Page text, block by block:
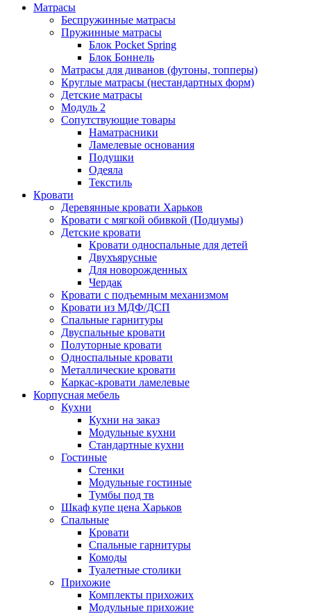
Матрасы
Беспружинные матрасы
Пружинные матрасы
Блок Pocket Spring
Блок Боннель
Матрасы для диванов (футоны, топперы)
Круглые матрасы (нестандартных форм)
Детские матрасы
Модуль 2
Сопутствующие товары
Наматрасники
Ламелевые основания
Подушки
Одеяла
Текстиль
Кровати
Деревянные кровати Харьков
Кровати с мягкой обивкой (Подиумы)
Детские кровати
Кровати односпальные для детей
Двухъярусные
Для новорожденных
Чердак
Кровати с подъемным механизмом
Кровати из МДФ/ДСП
Спальные гарнитуры
Двуспальные кровати
Полуторные кровати
Односпальные кровати
Металлические кровати
Каркас-кровати ламелевые
Корпусная мебель
Кухни
Кухни на заказ
Модульные кухни
Стандартные кухни
Гостиные
Стенки
Модульные гостиные
Тумбы под тв
Шкаф купе цена Харьков
Спальные
Кровати
Спальные гарнитуры
Комоды
Туалетные столики
Прихожие
Комплекты прихожих
Модульные прихожие